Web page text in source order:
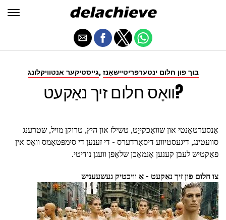
גייסטיקער אנטוויקלונג, בוך פון חלום ינטערפּריטיישאַנז
וואָס חלום זיך נאַקעט?
אַנסערטאַנטי און שוואַכקייַט, טשילז און היץ, טרוקן מויל, שטרענג
סוועטינג, דיגעסטיווע דיסאָרדערס - די זענען די סימפּטאָמס וואָס אין
פאַקטיש לעבן קענען אָנמאַכן שלאָפן וועגן נודיטי.
צו חלום פון זיך נאַקעט - אַ וויכטיק געשעעניש